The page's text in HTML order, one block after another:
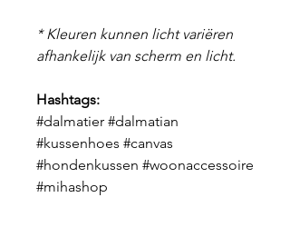
* Kleuren kunnen licht variëren
afhankelijk van scherm en licht.
Hashtags:
#dalmatier #dalmatian
#kussenhoes #canvas
#hondenkussen #woonaccessoire
#mihashop